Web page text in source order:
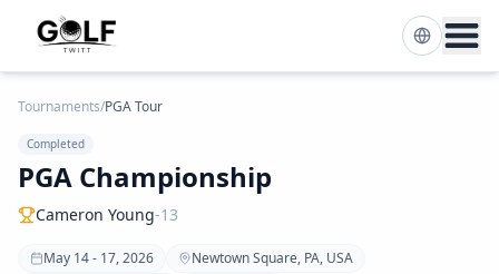
Tournaments/PGA Tour
Completed
PGA Championship
Cameron Young-13
May 14 - 17, 2026
Newtown Square, PA, USA